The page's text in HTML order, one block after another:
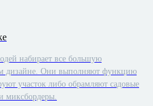
набирает все большую
дизайне. Они выполняют функцию
участок либо обрамляют садовые
миксбордеры.